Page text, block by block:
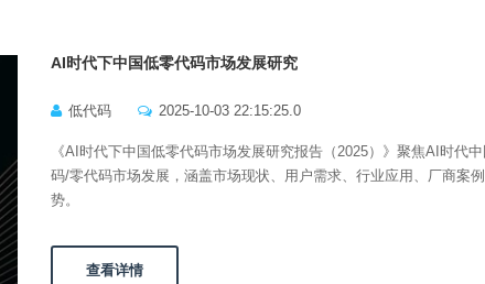
AI时代下中国低零代码市场发展研究
低代码 2025-10-03 22:15:25.0
《AI时代下中国低零代码市场发展研究报告（2025）》聚焦AI时代
码/零代码市场发展，涵盖市场现状、用户需求、行业应用、厂商案
势。
查看详情